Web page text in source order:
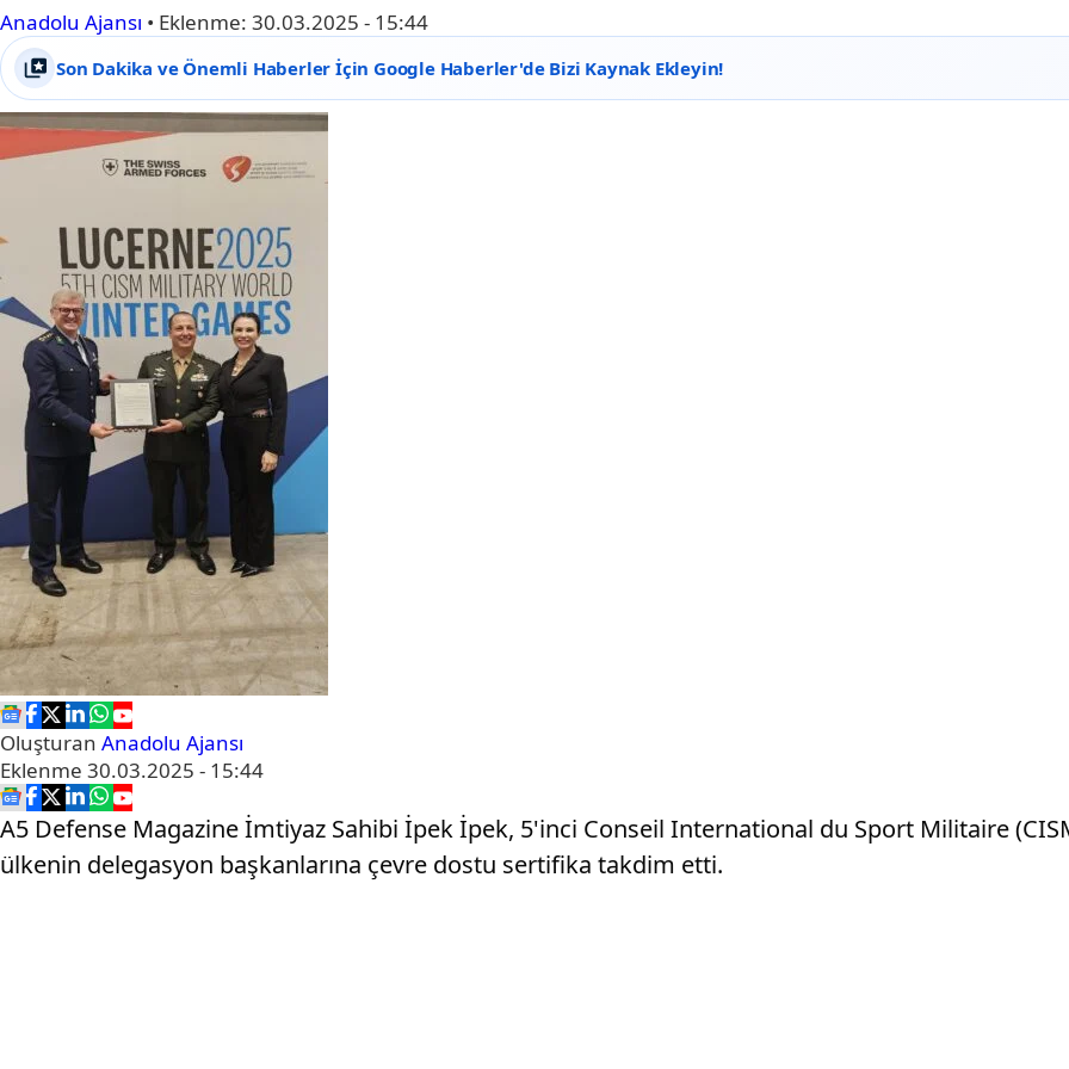
Anadolu Ajansı • Eklenme: 30.03.2025 - 15:44
Son Dakika ve Önemli Haberler İçin Google Haberler'de Bizi Kaynak Ekleyin!
Oluşturan Anadolu Ajansı
Eklenme 30.03.2025 - 15:44
A5 Defense Magazine İmtiyaz Sahibi İpek İpek, 5'inci Conseil International du Sport Militaire
ülkenin delegasyon başkanlarına çevre dostu sertifika takdim etti.